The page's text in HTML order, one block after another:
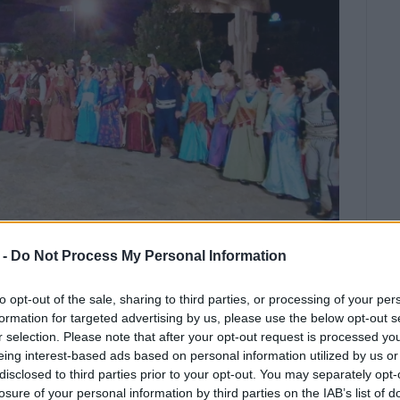
Do Not Process My Personal Information
opt-out of the sale, sharing to third parties, or processing of your
for targeted advertising by us, please use the below opt-out
selection. Please note that after your opt-out request is processed
interest-based ads based on personal information utilized by us
to third parties prior to your opt-out. You may separately
of your personal information by third parties on the IAB’s list of
/17:29 ΕΛΕΝΗ ΚΟΡΩΝΑΚΗ
ένα διήμερο αφιερωμένο στην
σας προσκαλεί σε ένα διήμερο αφιερωμένο
τον συγγραφέα, ερευνητή και χοροδιδάσκαλο